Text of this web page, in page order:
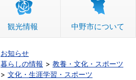
観光情報 中野市について
お知らせ
暮らしの情報
教養・文化・スポーツ
文化・生涯学習・スポーツ